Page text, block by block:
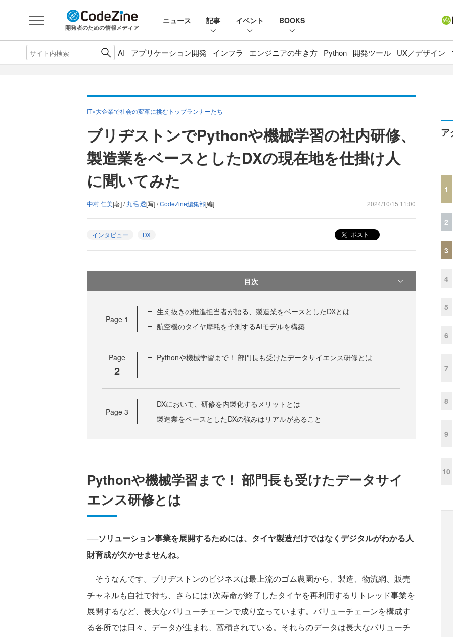
開発者のための情報メディア
ニュース 記事 イベント BOOKS
AI アプリケーション開発 インフラ エンジニアの生き方 Python 開発ツール UX／デザイン
IT×大企業で社会の変革に挑むトップランナーたち
ブリヂストンでPythonや機械学習の社内研修、
製造業をベースとしたDXの現在地を仕掛け人
に聞いてみた
中村 仁美[著] /丸毛 透[写] /CodeZine編集部[編] 2024/10/15 11:00
インタビュー DX ポスト
目次
Page 1
生え抜きの推進担当者が語る、製造業をベースとしたDXとは
航空機のタイヤ摩耗を予測するAIモデルを構築
Page
2
Pythonや機械学習まで！ 部門長も受けたデータサイエンス研修とは
Page 3
DXにおいて、研修を内製化するメリットとは
製造業をベースとしたDXの強みはリアルがあること
Pythonや機械学習まで！ 部門長も受けたデータサイ
エンス研修とは
──ソリューション事業を展開するためには、タイヤ製造だけではなくデジタルがわかる人
財育成が欠かせませんね。
そうなんです。ブリヂストンのビジネスは最上流のゴム農園から、製造、物流網、販売
チャネルも自社で持ち、さらには1次寿命が終了したタイヤを再利用するリトレッド事業を
展開するなど、長大なバリューチェーンで成り立っています。バリューチェーンを構成す
る各所では日々、データが生まれ、蓄積されている。それらのデータは長大なバリューチ
ア
1
2
3
4
5
6
7
8
9
10